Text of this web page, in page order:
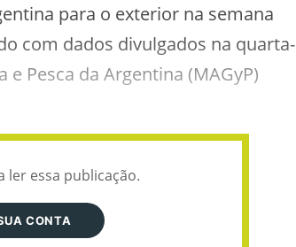
para o exterior na semana
com dados divulgados na quarta-
Pesca da Argentina (MAGyP)
ler essa publicação.
CONTA